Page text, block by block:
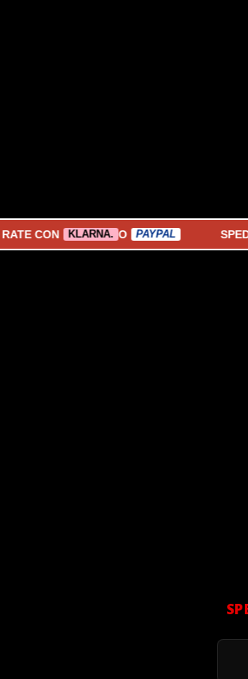
KLARNA. O PAYPAL